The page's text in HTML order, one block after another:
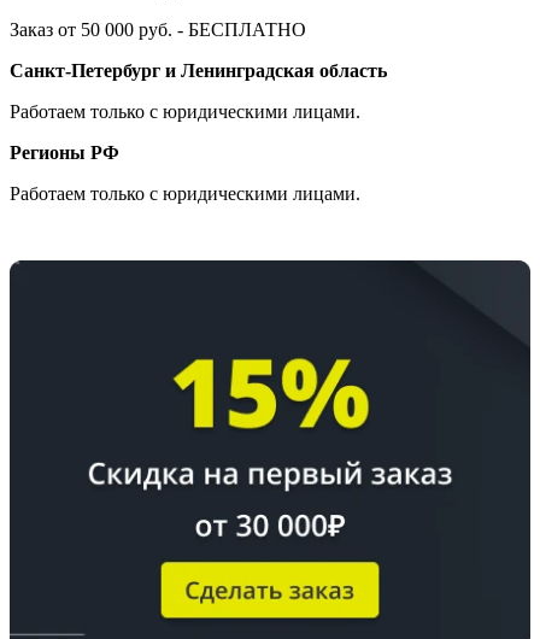
Заказ от 50 000 руб. - БЕСПЛАТНО
Санкт-Петербург и Ленинградская область
Работаем только с юридическими лицами.
Регионы РФ
Работаем только с юридическими лицами.